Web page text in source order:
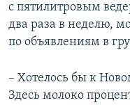
с пятилитровым
два раза в неделю,
по объявлениям в
– Хотелось бы к
Здесь молоко